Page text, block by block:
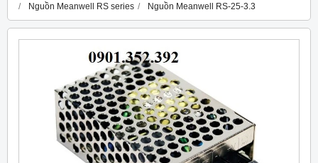
Nguồn Meanwell RS series
Nguồn Meanwell RS-25-3.3